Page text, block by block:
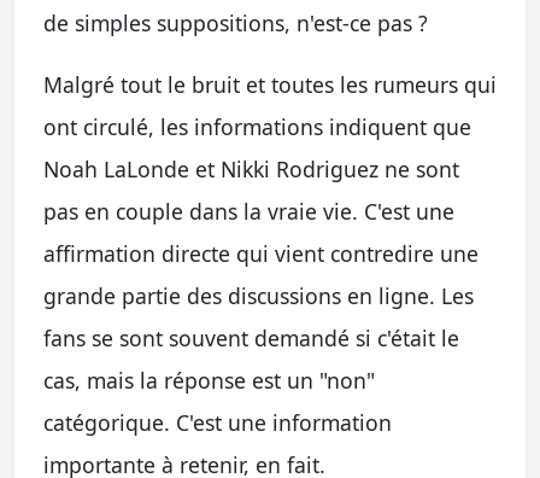
de simples suppositions, n'est-ce pas ?
Malgré tout le bruit et toutes les rumeurs qui
ont circulé, les informations indiquent que
Noah LaLonde et Nikki Rodriguez ne sont
pas en couple dans la vraie vie. C'est une
affirmation directe qui vient contredire une
grande partie des discussions en ligne. Les
fans se sont souvent demandé si c'était le
cas, mais la réponse est un "non"
catégorique. C'est une information
importante à retenir, en fait.